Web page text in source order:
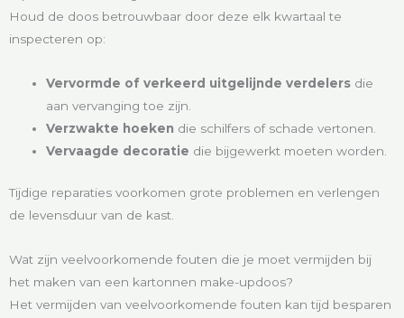
Houd de doos betrouwbaar door deze elk kwartaal te
inspecteren op:
Vervormde of verkeerd uitgelijnde verdelers die
aan vervanging toe zijn.
Verzwakte hoeken die schilfers of schade vertonen.
Vervaagde decoratie die bijgewerkt moeten worden.
Tijdige reparaties voorkomen grote problemen en verlengen
de levensduur van de kast.
Wat zijn veelvoorkomende fouten die je moet vermijden bij
het maken van een kartonnen make-updoos?
Het vermijden van veelvoorkomende fouten kan tijd besparen